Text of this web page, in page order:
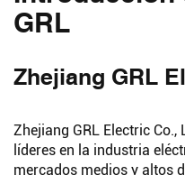
GRL
Zhejiang GRL
Zhejiang GRL Electric
líderes en la industria
mercados medios y altos